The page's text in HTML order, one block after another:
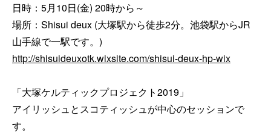
日時：5月10日(金) 20時から～
場所：Shisui deux (大塚駅から徒歩2分。池袋駅からJR
http://shisuideuxotk.wixsite.com/shisui-deux-hp-wix
「大塚ケルティックプロジェクト2019」
アイリッシュとスコティッシュが中心のセッションで
す。